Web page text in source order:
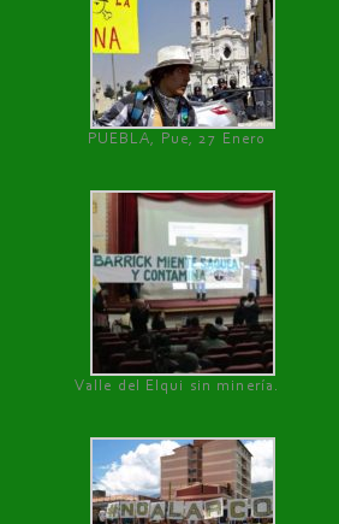
PUEBLA, Pue, 27 Enero
Valle del Elqui sin minería.